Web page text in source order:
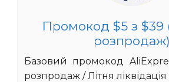
Промокод $5 з $39
розпродаж)
Базовий промокод
розпродаж / Літня